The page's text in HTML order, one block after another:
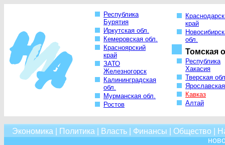
Республика
Бурятия
Иркутская обл.
Кемеровская обл.
Красноярский
край
ЗАТО
Железногорск
Калининградская
обл.
Мурманская обл.
Ростов
край
обл.
Томская
Республика
Хакасия
Тверская
Кавказ
Алтай
Экономика Политика Власть| Финансы Общество